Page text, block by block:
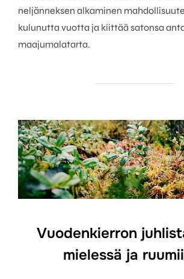
neljänneksen alkaminen
kulunutta vuotta ja kiittää satonsa
maajumalatarta.
Vuodenkierron
mielessä ja